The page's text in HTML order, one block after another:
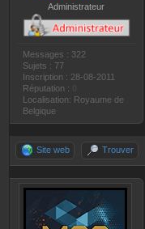
Administrateur
Messages : 322
Sujets : 77
Inscription : 28-08-2011
Réputation :
Localisation: Royaume de
Belgique
Site web Trouver